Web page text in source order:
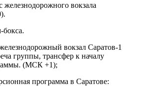
железнодорожного вокзала
вокзал Саратов-1
группы, трансфер к началу
(МСК +1);
программа в Саратове: